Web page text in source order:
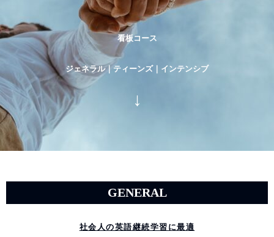
看板コース
ジェネラル｜ティーンズ｜インテンシブ
↓
GENERAL
社会人の英語継続学習に最適